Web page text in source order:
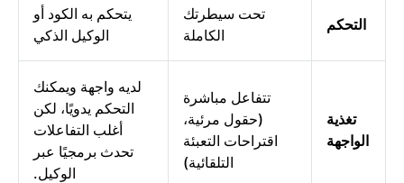
التحكم
تحت سيطرتك
الكاملة
يتحكم به الكود أو
الوكيل الذكي
تغذية
الواجهة
تتفاعل مباشرة
(حقول مرئية،
اقتراحات التعبئة
التلقائية)
لديه واجهة ويمكنك
التحكم يدويًا، لكن
أغلب التفاعلات
تحدث برمجيًا عبر
الوكيل.